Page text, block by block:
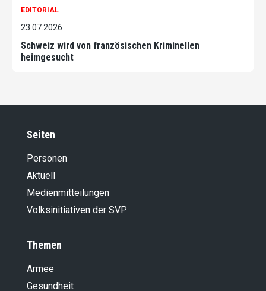
EDITORIAL
23.07.2026
Schweiz wird von französischen Kriminellen
heimgesucht
Seiten
Personen
Aktuell
Medienmitteilungen
Volksinitiativen der SVP
Themen
Armee
Gesundheit